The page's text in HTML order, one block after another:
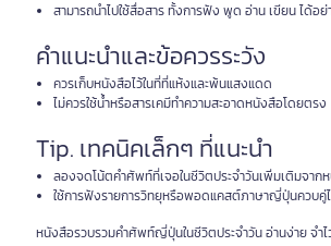
สามารถนำไปใช้สื่อสาร ทั้งการฟัง พูด อ่าน เขียน ได้อย่
คำแนะนำและข้อควรระวัง
ควรเก็บหนังสือไว้ในที่ที่แห้งและพ้นแสงแดด
ไม่ควรใช้น้ำหรือสารเคมีทำความสะอาดหนังสือโดยตรง
Tip. เทคนิคเล็กๆ ที่แนะนำ
ลองจดโน้ตคำศัพท์ที่เจอในชีวิตประจำวันเพิ่มเติมจาก
ใช้การฟังรายการวิทยุหรือพอดแคสต์ภาษาญี่ปุ่นควบ
หนังสือรวบรวมคำศัพท์ญี่ปุ่นในชีวิตประจำวัน อ่านง่าย จำ